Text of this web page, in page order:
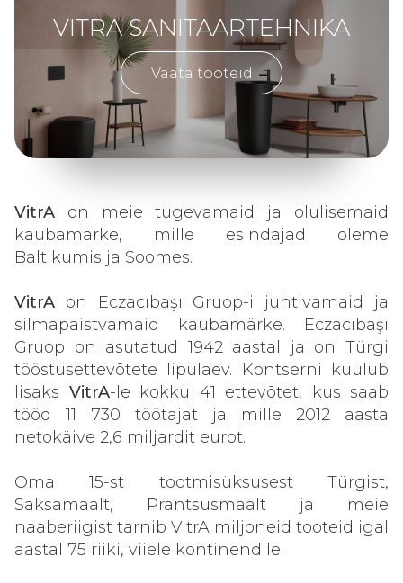
VITRA SANITAARTEHNIKA
Vaata tooteid
VitrA on
meie tugevamaid ja olulisemaid
kaubamärke, mille esindajad oleme
Baltikumis ja Soomes.
VitrA on Eczacıbaşı Gruop-i juhtivamaid ja
silmapaistvamaid kaubamärke. Eczacıbaşı
Gruop on asutatud 1942 aastal ja on Türgi
tööstusettevõtete lipulaev. Kontserni kuulub
lisaks VitrA-le kokku 41 ettevõtet, kus saab
tööd 11 730 töötajat ja mille 2012 aasta
netokäive 2,6 miljardit eurot.
Oma 15-st tootmisüksusest Türgist,
Saksamaalt, Prantsusmaalt ja meie
naaberiigist tarnib VitrA miljoneid tooteid igal
aastal 75 riiki, viiele kontinendile.